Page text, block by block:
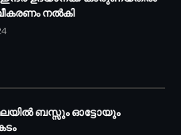
നൽകി
ബസ്സും ഓട്ടോയും